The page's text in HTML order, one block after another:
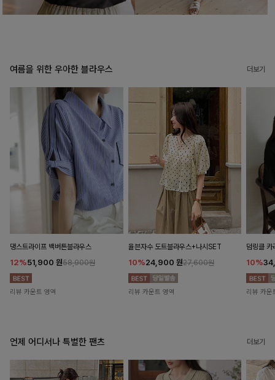
여름을 위한 우아한 블라우스 더보기
댕스트라이프 백버튼블라우스
12%51,900 원58,900원
리뷰 카운트 영역
율븐자수 도트블라우스+나시SET
10%24,900 원27,600원
리뷰 카운트 영역
덤링클 카
10%
리뷰 카운
언제 어디서나 특별한 팬츠 더보기